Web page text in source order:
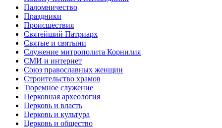
Паломничество
Праздники
Происшествия
Святейший Патриарх
Святые и святыни
Служение митрополита Корнилия
СМИ и интернет
Союз православных женщин
Строительство храмов
Тюремное служение
Церковная археология
Церковь и власть
Церковь и культура
Церковь и общество